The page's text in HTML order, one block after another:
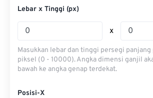
Lebar x Tinggi (px)
x
Masukkan lebar dan tinggi persegi
piksel (0 - 10000). Angka dimensi ganjil
bawah ke angka genap terdekat.
Posisi-X